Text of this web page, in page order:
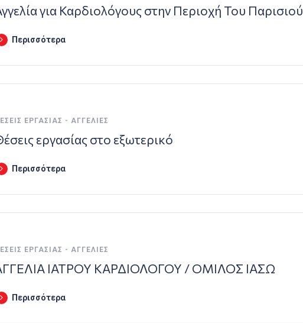
για Καρδιολόγους στην Περιοχή Του Παρισιού
Περισσότερα
ΕΡΓΑΣΊΑΣ - ΑΓΓΕΛΊΕΣ
εργασίας στο εξωτερικό
Περισσότερα
ΕΡΓΑΣΊΑΣ - ΑΓΓΕΛΊΕΣ
ΙΑΤΡΟΥ ΚΑΡΔΙΟΛΟΓΟΥ / ΟΜΙΛΟΣ ΙΑΣΩ
Περισσότερα